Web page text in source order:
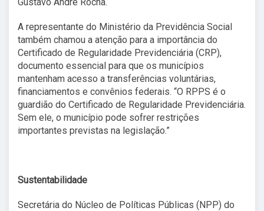
A representante do Ministério da Previdência Social
também chamou a atenção para a importância do
Certificado de Regularidade Previdenciária (CRP),
documento essencial para que os municípios
mantenham acesso a transferências voluntárias,
financiamentos e convênios federais. “O RPPS é o
guardião do Certificado de Regularidade Previdenciária.
Sem ele, o município pode sofrer restrições
importantes previstas na legislação.”
Sustentabilidade
Secretária do Núcleo de Políticas Públicas (NPP) do